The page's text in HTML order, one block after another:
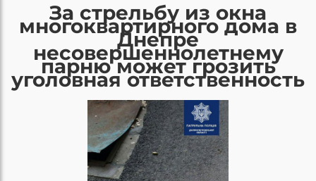
За стрельбу из окна
многоквартирного дома в
Днепре
несовершеннолетнему
парню может грозить
уголовная ответственность